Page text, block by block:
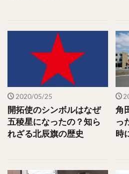
2020/05/25
開拓使のシンボルはなぜ
五稜星になったの？知ら
れざる北辰旗の歴史
角
っ
時